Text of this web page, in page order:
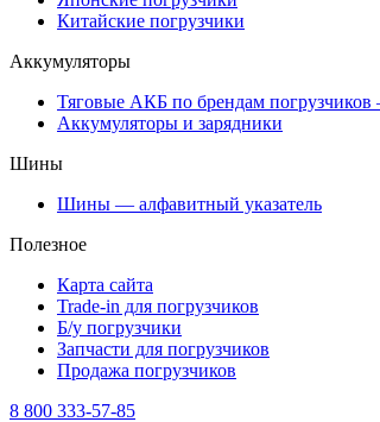
Китайские погрузчики
Аккумуляторы
Тяговые АКБ по брендам погрузчиков
Аккумуляторы и зарядники
Шины
Шины — алфавитный указатель
Полезное
Карта сайта
Trade-in для погрузчиков
Б/у погрузчики
Запчасти для погрузчиков
Продажа погрузчиков
8 800 333-57-85